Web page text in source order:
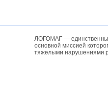
ЛОГОМАГ —
основной миссией
тяжелыми нарушениями